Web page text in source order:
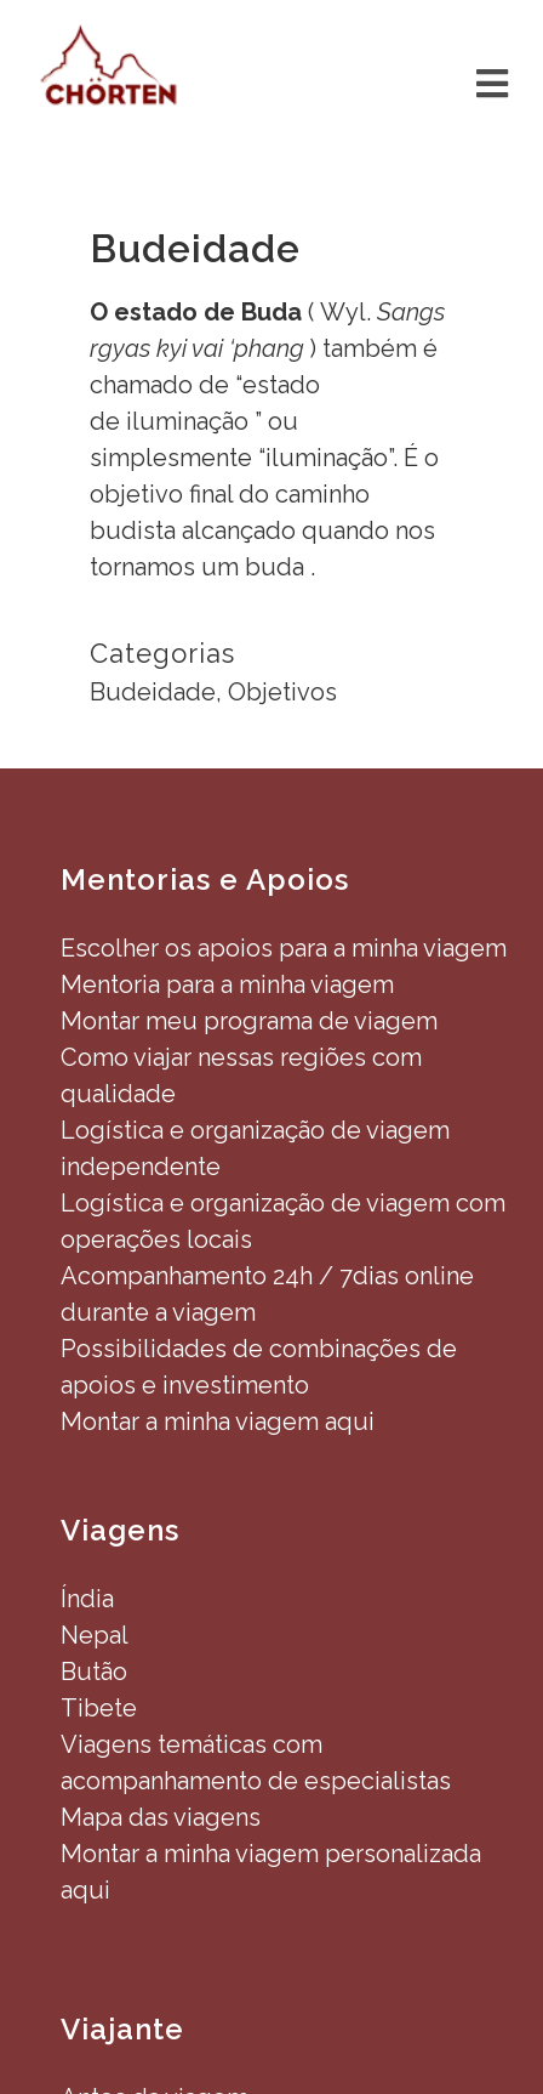
Budeidade
O estado de Buda ( Wyl. Sangs
rgyas kyi vai ‘phang ) também é
chamado de “estado
de iluminação ” ou
simplesmente “iluminação”. É o
objetivo final do caminho
budista alcançado quando nos
tornamos um buda .
Categorias
Budeidade, Objetivos
Mentorias e Apoios
Escolher os apoios para a minha viagem
Mentoria para a minha viagem
Montar meu programa de viagem
Como viajar nessas regiões com
qualidade
Logística e organização de viagem
independente
Logística e organização de viagem com
operações locais
Acompanhamento 24h / 7dias online
durante a viagem
Possibilidades de combinações de
apoios e investimento
Montar a minha viagem aqui
Viagens
Índia
Nepal
Butão
Tibete
Viagens temáticas com
acompanhamento de especialistas
Mapa das viagens
Montar a minha viagem personalizada
aqui
Viajante